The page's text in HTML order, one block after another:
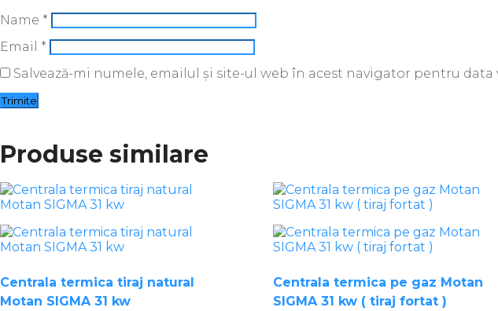
Name *
Email *
Salvează-mi numele, emailul și site-ul web în acest navigator pentru data
Produse similare
Centrala termica tiraj natural
Motan SIGMA 31 kw
Centrala termica pe gaz Motan
SIGMA 31 kw ( tiraj fortat )